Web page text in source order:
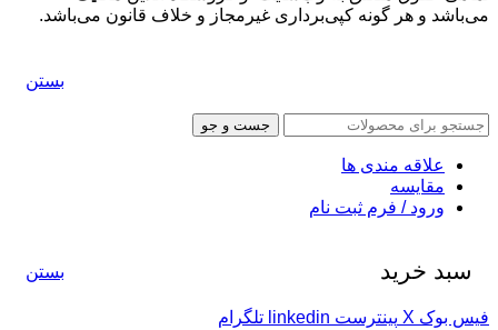
می‌باشد و هر گونه کپی‌برداری غیرمجاز و خلاف قانون می‌باشد.
بستن
جست و جو
علاقه مندی ها
مقایسه
ورود / فرم ثبت نام
سبد خرید بستن
فیس بوک X پینترست linkedin تلگرام